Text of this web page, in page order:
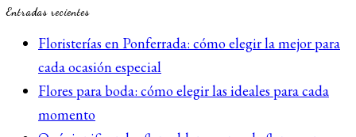
siguiente
Entradas recientes
Floristerías en Ponferrada: cómo elegir la mejor para
cada ocasión especial
Flores para boda: cómo elegir las ideales para cada
momento